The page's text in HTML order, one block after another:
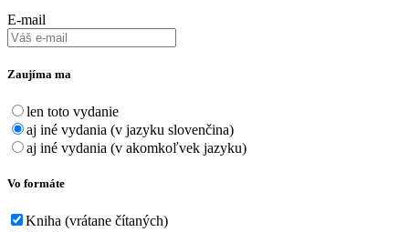
E-mail
Zaujíma ma
len toto vydanie
aj iné vydania (v jazyku slovenčina)
aj iné vydania (v akomkoľvek jazyku)
Vo formáte
Kniha (vrátane čítaných)